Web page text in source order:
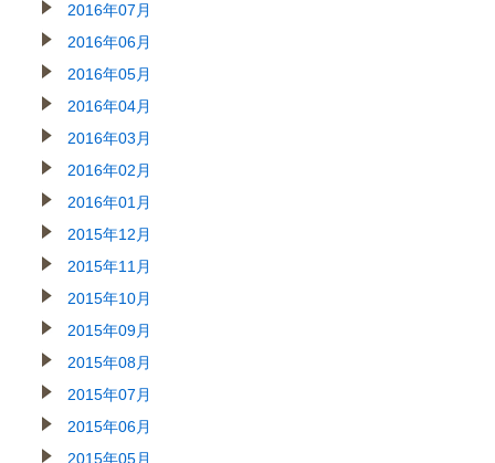
2016年07月
2016年06月
2016年05月
2016年04月
2016年03月
2016年02月
2016年01月
2015年12月
2015年11月
2015年10月
2015年09月
2015年08月
2015年07月
2015年06月
2015年05月